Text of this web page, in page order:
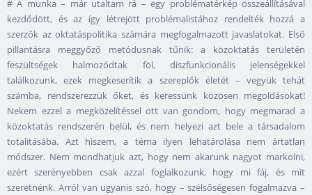
# A munka – már utaltam rá – egy problématérkép összeállításával
kezdődött, és az így létrejött problémalistához rendelték hozzá a
szerzők az oktatáspolitika számára megfogalmazott javaslatokat. Első
pillantásra meggyőző metódusnak tűnik: a közoktatás területén
feszültségek halmozódtak föl, diszfunkcionális jelenségekkel
találkozunk, ezek megkeserítik a szereplők életét – vegyük tehát
számba, rendszerezzük őket, és keressünk közösen megoldásokat!
Nekem ezzel a megközelítéssel ott van gondom, hogy megmarad a
közoktatás rendszerén belül, és nem helyezi azt bele a társadalom
totalitásába. Azt hiszem, a téma ilyen lehatárolása nem ártatlan
módszer. Nem mondhatjuk azt, hogy nem akarunk nagyot markolni,
ezért szerényebben csak azzal foglalkozunk, hogy mi fáj, és mit
szeretnénk. Arról van ugyanis szó, hogy – szélsőségesen fogalmazva –